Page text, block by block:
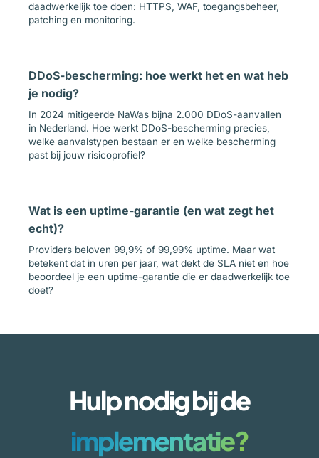
daadwerkelijk toe doen: HTTPS, WAF, toegangsbeheer,
patching en monitoring.
DDoS-bescherming: hoe werkt het en wat heb
je nodig?
In 2024 mitigeerde NaWas bijna 2.000 DDoS-aanvallen
in Nederland. Hoe werkt DDoS-bescherming precies,
welke aanvalstypen bestaan er en welke bescherming
past bij jouw risicoprofiel?
Wat is een uptime-garantie (en wat zegt het
echt)?
Providers beloven 99,9% of 99,99% uptime. Maar wat
betekent dat in uren per jaar, wat dekt de SLA niet en hoe
beoordeel je een uptime-garantie die er daadwerkelijk toe
doet?
Hulp nodig bij de
implementatie?